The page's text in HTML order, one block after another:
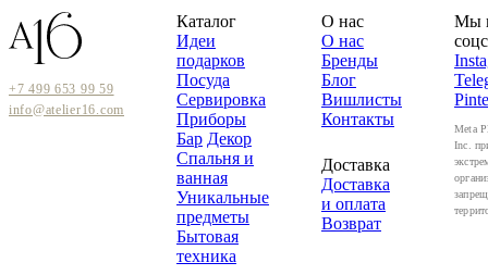
+7 499 653 99 59
info@atelier16.com
Каталог
Идеи
подарков
Посуда
Сервировка
Приборы
Бар Декор
Спальня и
ванная
Уникальные
предметы
Бытовая
техника
О нас
О нас
Бренды
Блог
Вишлисты
Контакты
Доставка
Доставка
и оплата
Возврат
Мы
Meta
Inc.